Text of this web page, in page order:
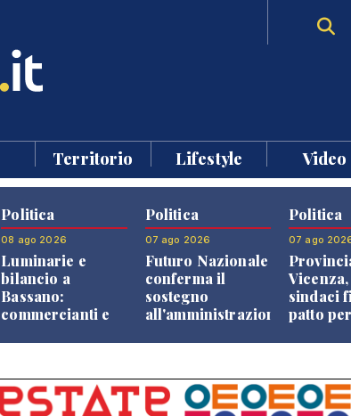
Territorio Lifestyle Video
Politica
08 ago 2026
Luminarie e
bilancio a
Bassano:
commercianti e
Politica
07 ago 2026
Futuro Nazionale
conferma il
sostegno
all'amministrazione
Politica
07 ago
sindaci
patto